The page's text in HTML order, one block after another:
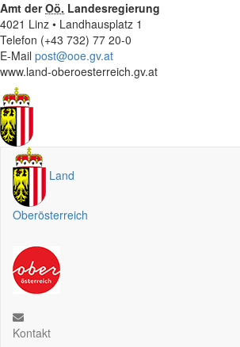
Amt derOö. Landesregierung
4021 Linz • Landhausplatz 1
Telefon (+43 732) 77 20-0
E-Mail post@ooe.gv.at
www.land-oberoesterreich.gv.at
Land
Oberösterreich
Kontakt